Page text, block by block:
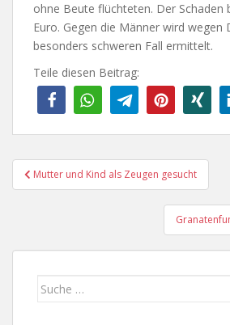
ohne Beute flüchteten. Der Schaden
Euro. Gegen die Männer wird wegen
besonders schweren Fall ermittelt.
Teile diesen Beitrag:
Beitragsnavigation
Mutter und Kind als Zeugen gesucht
Suche